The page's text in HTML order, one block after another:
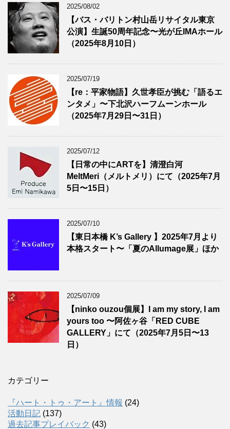
2025/08/02
【バス・バリトン村山岳リサイタル東京
公演】生誕50周年記念〜光が丘IMAホール
（2025年8月10日）
2025/07/19
【re：平家物語】久世孝臣が挑む「語るエ
ンタメ」〜下北沢ハーフムーンホール
（2025年7月29日〜31日）
2025/07/12
【日常の中にARTを】清澄白河
MeltMeri（メルトメリ）にて（2025年7月
5日〜15日）
2025/07/10
【東日本橋 K’s Gallery 】2025年7月より
本格スタート〜「夏のAllumage展」ほか
2025/07/09
【ninko ouzou個展】I am my story, I am
yours too 〜阿佐ヶ谷「RED CUBE
GALLERY」にて（2025年7月5日〜13
日）
カテゴリー
『ハート・トゥ・アート』情報 (24)
活動日記 (137)
過去記事プレイバック (43)